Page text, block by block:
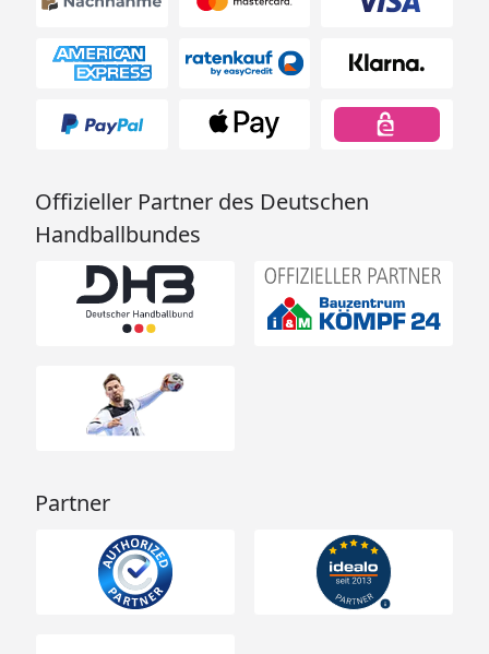
Offizieller Partner des Deutschen
Handballbundes
Partner